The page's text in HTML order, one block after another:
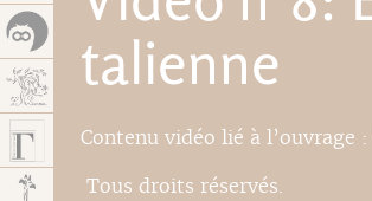
talienne
Contenu vidéo lié à
Tous droits réservés.